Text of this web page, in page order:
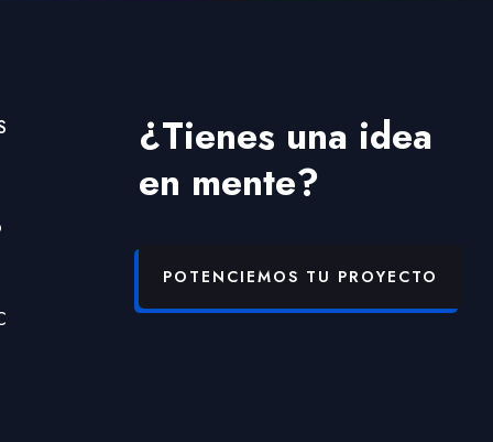
¿Tienes una idea
en mente?
POTENCIEMOS TU PROYECTO